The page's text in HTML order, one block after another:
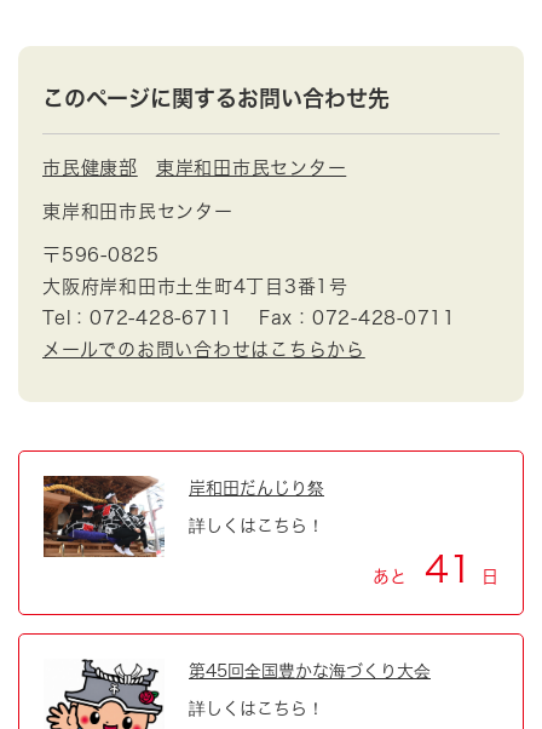
このページに関するお問い合わせ先
市民健康部 東岸和田市民センター
東岸和田市民センター
〒596-0825
大阪府岸和田市土生町4丁目3番1号
Tel：072-428-6711
Fax：072-428-0711
メールでのお問い合わせはこちらから
岸和田だんじり祭
詳しくはこちら！
あと 41 日
第45回全国豊かな海づくり大会
詳しくはこちら！